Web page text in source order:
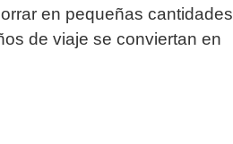
en pequeñas cantidades
de viaje se conviertan en